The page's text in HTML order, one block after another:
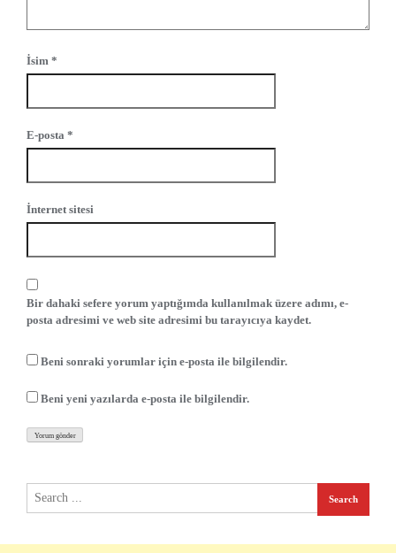
İsim *
E-posta *
İnternet sitesi
Bir dahaki sefere yorum yaptığımda kullanılmak üzere adımı, e-
posta adresimi ve web site adresimi bu tarayıcıya kaydet.
Beni sonraki yorumlar için e-posta ile bilgilendir.
Beni yeni yazılarda e-posta ile bilgilendir.